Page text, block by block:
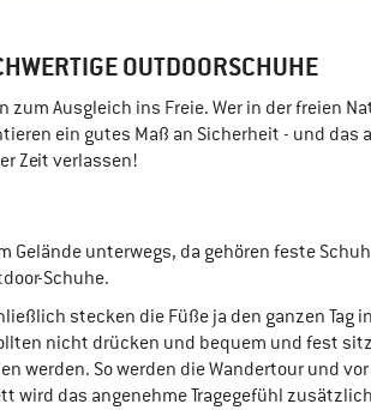
OUTDOORSCHUHE
Ausgleich ins Freie. Wer in der freien
ein gutes Maß an Sicherheit - und das
Zeit verlassen!
unterwegs, da gehören feste
Schuhe.
stecken die Füße ja den ganzen Tag
nicht drücken und bequem und fest
So werden die Wandertour und vor
wird das angenehme Tragegefühl